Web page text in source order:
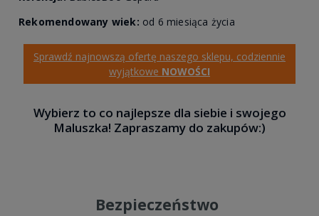
Rekomendowany wiek: od 6 miesiąca życia
Sprawdź najnowszą ofertę naszego sklepu, codziennie
wyjątkowe NOWOŚCI
Wybierz to co najlepsze dla siebie i swojego
Maluszka! Zapraszamy do zakupów:)
Bezpieczeństwo